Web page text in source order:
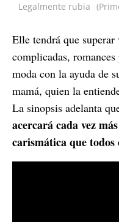
Legalmente rubia
Elle tendrá que
complicadas,
moda con la ayuda de
mamá, quien la
La sinopsis adelanta
acercará cada vez
carismática que todos